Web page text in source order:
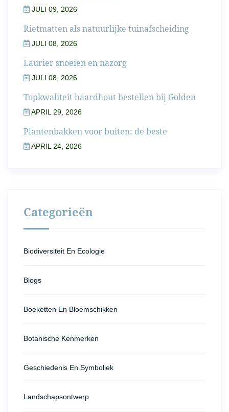
JULI 09, 2026
Rietmatten als natuurlijke tuinafscheiding
JULI 08, 2026
Laurier snoeien en nazorg
JULI 08, 2026
Topkwaliteit haardhout bestellen bij Golden
APRIL 29, 2026
Plantenbakken voor buiten: de beste
APRIL 24, 2026
Categorieën
Biodiversiteit En Ecologie
Blogs
Boeketten En Bloemschikken
Botanische Kenmerken
Geschiedenis En Symboliek
Landschapsontwerp